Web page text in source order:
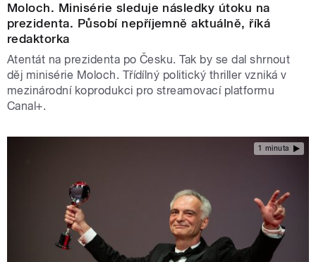
Moloch. Minisérie sleduje následky útoku na
prezidenta. Působí nepříjemně aktuálně, říká
redaktorka
Atentát na prezidenta po Česku. Tak by se dal shrnout
děj minisérie Moloch. Třídílný politický thriller vzniká v
mezinárodní koprodukci pro streamovací platformu
Canal+.
1 minuta